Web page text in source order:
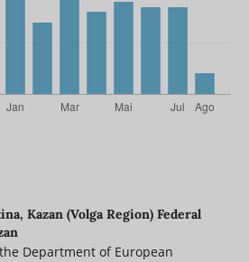
Kazan (Volga Region) Federal
Department of European